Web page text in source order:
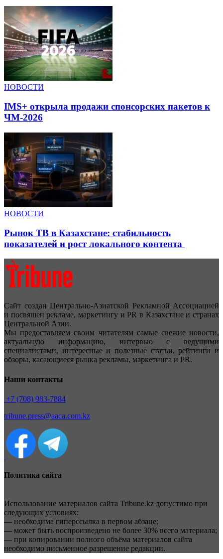
НОВОСТИ
IMS+ открыла продажи спонсорских пакетов к
ЧМ-2026
НОВОСТИ
Рынок ТВ в Казахстане: стабильность
показателей и рост локального контента
Сайт создан Центрально-Азиатской Рекламной Ассоциацией
и посвящен рекламе, маркетингу и PR в Казахстане и странах
Центральной Азии.
Мы предоставляем своим читателям самые свежие новости,
актуальную информацию, интервью с ведущими
специалистами, интересные и полезные статьи, рейтинги и
обзоры, касающиеся рынка рекламы, маркетинга и PR.
Наши контакты
+7 (708) 983-7884
tribune.press@aaca.com.kz
Политика сайта
Использование материалов сайта Tribune.kz допустимо при
следующих условиях:
— необходима гиперссылка в первом абзаце;
— может быть воспроизведено не более 30% всего материала;
— при копировании полного объёма материалов сайта
необходимо письменное разрешение редакции.